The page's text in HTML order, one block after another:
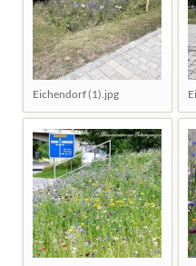
Eichendorf (1).jpg